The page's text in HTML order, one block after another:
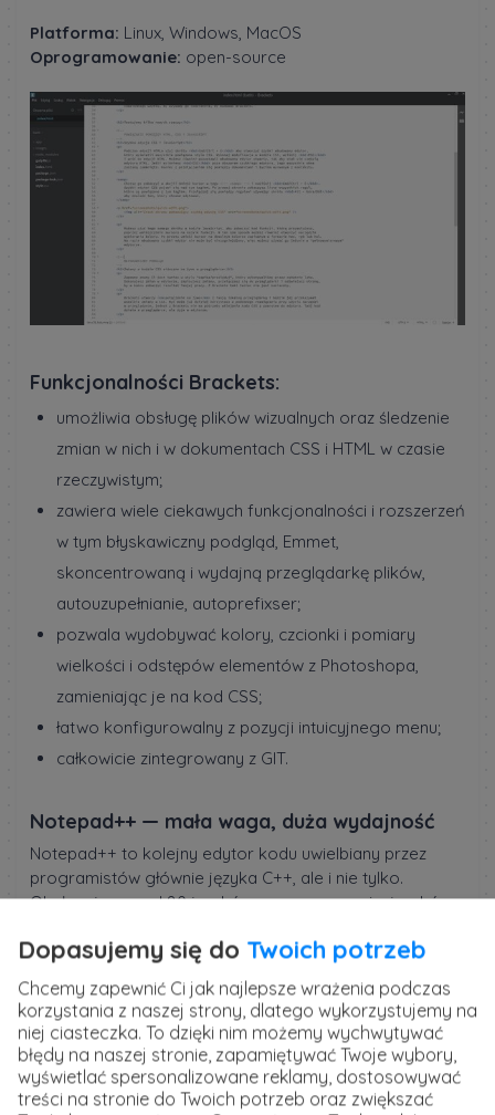
Platforma: Linux, Windows, MacOS
Oprogramowanie: open-source
Funkcjonalności Brackets:
umożliwia obsługę plików wizualnych oraz śledzenie
zmian w nich i w dokumentach CSS i HTML w czasie
rzeczywistym;
zawiera wiele ciekawych funkcjonalności i rozszerzeń
w tym błyskawiczny podgląd, Emmet,
skoncentrowaną i wydajną przeglądarkę plików,
autouzupełnianie, autoprefixser;
pozwala wydobywać kolory, czcionki i pomiary
wielkości i odstępów elementów z Photoshopa,
zamieniając je na kod CSS;
łatwo konfigurowalny z pozycji intuicyjnego menu;
całkowicie zintegrowany z GIT.
Notepad++ — mała waga, duża wydajność
Notepad++ to kolejny edytor kodu uwielbiany przez
programistów głównie języka C++, ale i nie tylko.
Obsługuje ponad 80 języków programowania, języków
w optymalny sposób, który zapewnia bardzo dobrą
wydajność, a przy tym nie zajmuje dużo pamięci.
Zawiera wiele funkcjonalności, które przyspieszają
pracę z kodem.
Platforma:Windows
Oprogramowanie:open-source
Dopasujemy się do Twoich potrzeb
Chcemy zapewnić Ci jak najlepsze wrażenia podczas
korzystania z naszej strony, dlatego wykorzystujemy na
niej ciasteczka. To dzięki nim możemy wychwytywać
błędy na naszej stronie, zapamiętywać Twoje wybory,
wyświetlać spersonalizowane reklamy, dostosowywać
treści na stronie do Twoich potrzeb oraz zwiększać